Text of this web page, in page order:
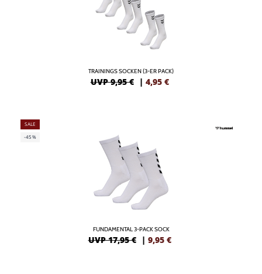
TRAININGS SOCKEN (3-ER PACK)
UVP 9,95 € | 4,95 €
SALE
-45%
FUNDAMENTAL 3-PACK SOCK
UVP 17,95 € | 9,95 €